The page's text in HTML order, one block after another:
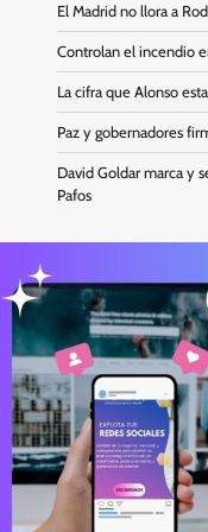
El Madrid no llora a
Controlan el incendio
La cifra que Alonso
Paz y gobernadores
David Goldar marca y
Pafos